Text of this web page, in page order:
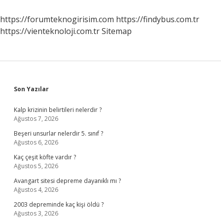
https://forumteknogirisim.com https://findybus.com.tr
https://vienteknoloji.com.trSitemap
Sidebar
Son Yazılar
Kalp krizinin belirtileri nelerdir ?
Ağustos 7, 2026
Beşeri unsurlar nelerdir 5. sınıf ?
Ağustos 6, 2026
Kaç çeşit köfte vardır ?
Ağustos 5, 2026
Avangart sitesi depreme dayanıklı mı ?
Ağustos 4, 2026
2003 depreminde kaç kişi öldü ?
Ağustos 3, 2026